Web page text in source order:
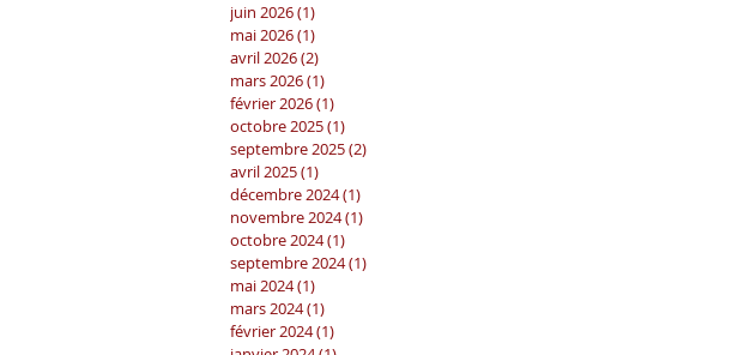
juin 2026(1)
mai 2026(1)
avril 2026(2)
mars 2026(1)
février 2026(1)
octobre 2025(1)
septembre 2025(2)
avril 2025(1)
décembre 2024(1)
novembre 2024(1)
octobre 2024(1)
septembre 2024(1)
mai 2024(1)
mars 2024(1)
février 2024(1)